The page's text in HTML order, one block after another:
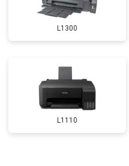
L1300
L1110